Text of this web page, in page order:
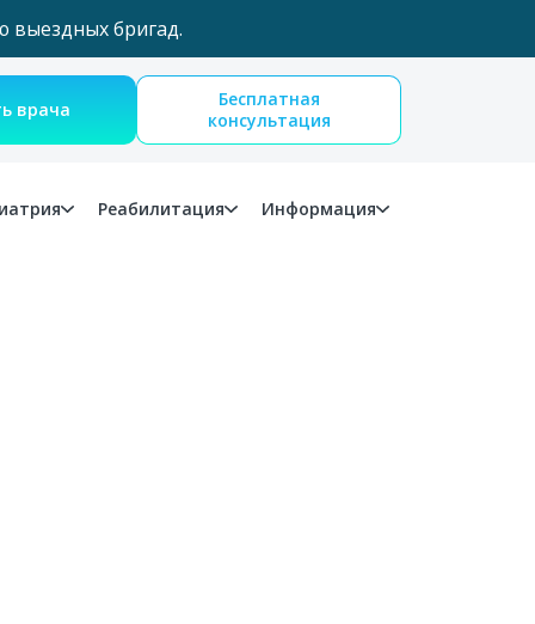
выездных бригад.
Вызвать врача
Бесплатная
консультация
Реабилитация Информация